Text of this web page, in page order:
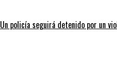
Un policía seguirá detenido por un